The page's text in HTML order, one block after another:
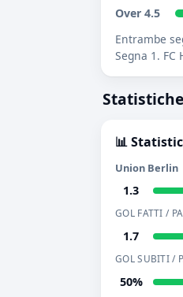
Over 4.5
Entrambe
Segna 1. FC
📊
Union Berlin
1.3
GOL FATTI /
1.7
GOL SUBITI /
50%